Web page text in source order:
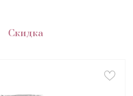
Скидка